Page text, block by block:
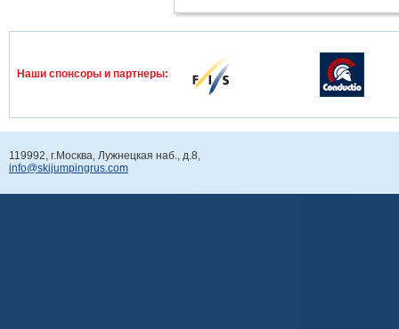
Наши спонcоры и партнеры:
119992, г.Москва, Лужнецкая наб., д.8,
info@skijumpingrus.com